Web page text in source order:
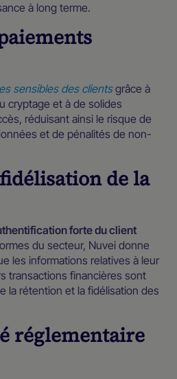
à long terme.
sensibles des clientsgrâce à
cryptage et à de solides
réduisant ainsi le risque de
et de pénalités de non-
de la
forte du client
du secteur, Nuvei donne
les informations relatives à leur
transactions financières sont
la rétention et la fidélisation des
réglementaire